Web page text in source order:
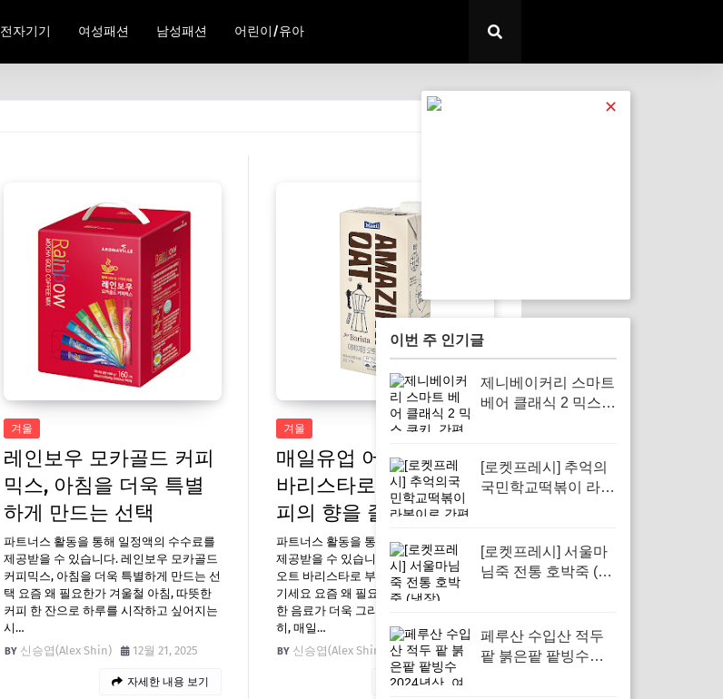
전자기기 여성패션 남성패션 어린이/유아
겨울
레인보우 모카골드 커피
믹스, 아침을 더욱 특별
하게 만드는 선택
파트너스 활동을 통해 일정액의 수수료를
제공받을 수 있습니다. 레인보우 모카골드
커피믹스, 아침을 더욱 특별하게 만드는 선
택 요즘 왜 필요한가 겨울철 아침, 따뜻한
커피 한 잔으로 하루를 시작하고 싶어지는
시…
신승엽(Alex Shin)
12월 21, 2025
자세한 내용 보기
겨울
매일유업 어메이징오트
바리스타로 부드러운 커
피의 향을 즐기세요
파트너스 활동을 통해 일정액의 수수료를
제공받을 수 있습니다. 매일유업 어메이징
오트 바리스타로 부드러운 커피의 향을 즐
기세요 요즘 왜 필요한가 겨울철에는 따뜻
한 음료가 더욱 그리워지는 시기입니다. 특
히, 매일…
신승엽(Alex Shin)
12월 20, 2025
자세한 내용 보기
✕
이번 주 인기글
제니베이커리 스마트
베어 클래식 2 믹스
을 만족시켜주세요
[로켓프레시] 추억의
국민학교떡볶이 라볶
[로켓프레시] 서울마
님죽 전통 호박죽 (냉
맛
페루산 수입산 적두
팥 붉은팥 팥빙수